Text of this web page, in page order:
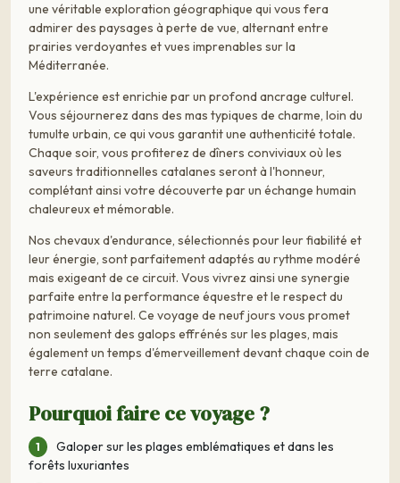
une véritable exploration géographique qui vous fera
admirer des paysages à perte de vue, alternant entre
prairies verdoyantes et vues imprenables sur la
Méditerranée.
L'expérience est enrichie par un profond ancrage culturel.
Vous séjournerez dans des mas typiques de charme, loin du
tumulte urbain, ce qui vous garantit une authenticité totale.
Chaque soir, vous profiterez de dîners conviviaux où les
saveurs traditionnelles catalanes seront à l'honneur,
complétant ainsi votre découverte par un échange humain
chaleureux et mémorable.
Nos chevaux d'endurance, sélectionnés pour leur fiabilité et
leur énergie, sont parfaitement adaptés au rythme modéré
mais exigeant de ce circuit. Vous vivrez ainsi une synergie
parfaite entre la performance équestre et le respect du
patrimoine naturel. Ce voyage de neuf jours vous promet
non seulement des galops effrénés sur les plages, mais
également un temps d'émerveillement devant chaque coin de
terre catalane.
Pourquoi faire ce voyage ?
Galoper sur les plages emblématiques et dans les
forêts luxuriantes